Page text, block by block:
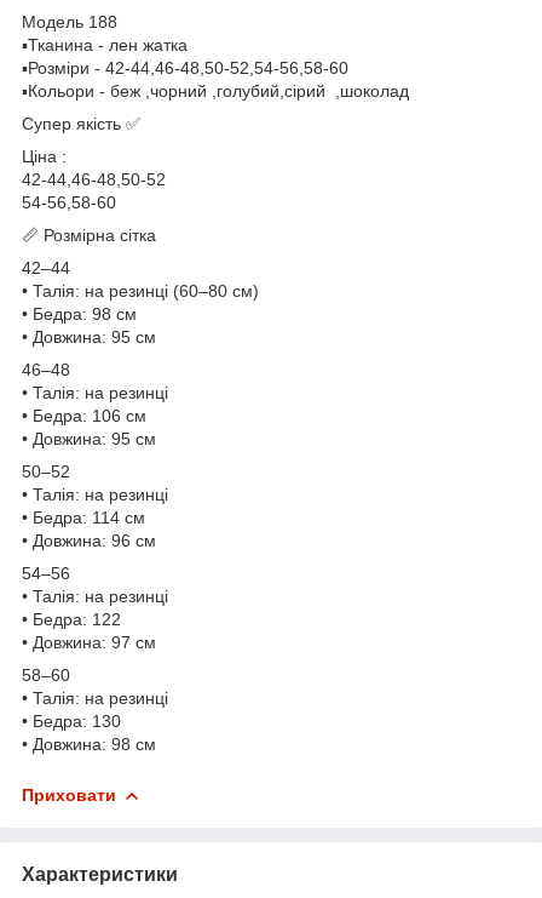
Модель 188
▪️Тканина - лен жатка
▪️Розміри - 42-44,46-48,50-52,54-56,58-60
▪️Кольори - беж ,чорний ,голубий,сірий ,шоколад
Супер якість ✅
Ціна :
42-44,46-48,50-52
54-56,58-60
📏 Розмірна сітка
42–44
• Талія: на резинці (60–80 см)
• Бедра: 98 см
• Довжина: 95 см
46–48
• Талія: на резинці
• Бедра: 106 см
• Довжина: 95 см
50–52
• Талія: на резинці
• Бедра: 114 см
• Довжина: 96 см
54–56
• Талія: на резинці
• Бедра: 122
• Довжина: 97 см
58–60
• Талія: на резинці
• Бедра: 130
• Довжина: 98 см
Приховати
Характеристики